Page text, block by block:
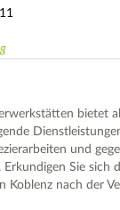
11
bietet
und
Erkundigen Sie sich
Koblenz nach der